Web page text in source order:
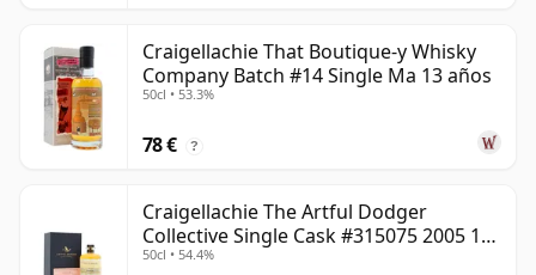
Craigellachie That Boutique-y Whisky
Company Batch #14 Single Ma 13 años
50cl • 53.3%
78 € ?
Craigellachie The Artful Dodger
Collective Single Cask #315075 2005 18
años
50cl • 54.4%